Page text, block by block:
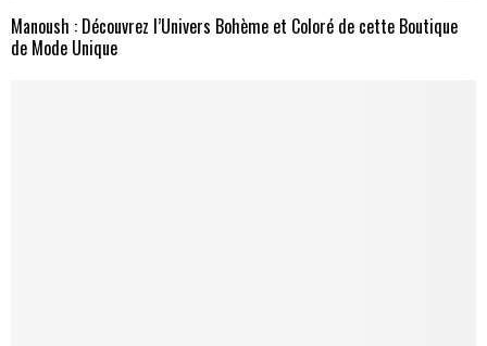
Manoush : Découvrez l’Univers Bohème et Coloré de cette Boutique
de Mode Unique